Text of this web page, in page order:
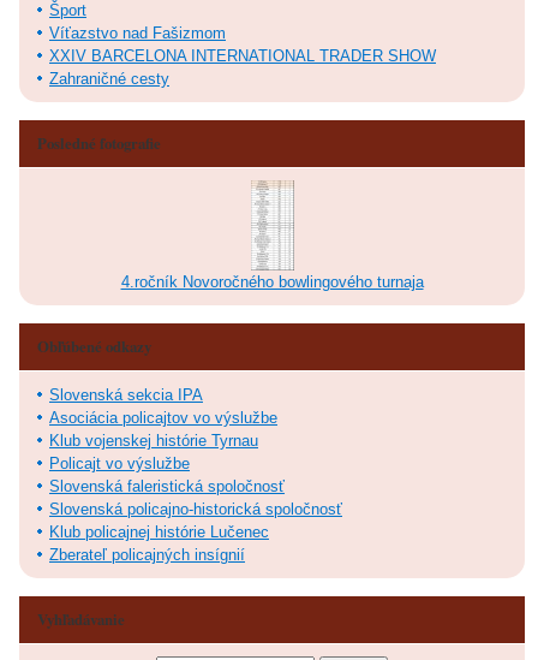
Šport
Víťazstvo nad Fašizmom
XXIV BARCELONA INTERNATIONAL TRADER SHOW
Zahraničné cesty
Posledné fotografie
4.ročník Novoročného bowlingového turnaja
Obľúbené odkazy
Slovenská sekcia IPA
Asociácia policajtov vo výslužbe
Klub vojenskej histórie Tyrnau
Policajt vo výslužbe
Slovenská faleristická spoločnosť
Slovenská policajno-historická spoločnosť
Klub policajnej histórie Lučenec
Zberateľ policajných insígnií
Vyhľadávanie